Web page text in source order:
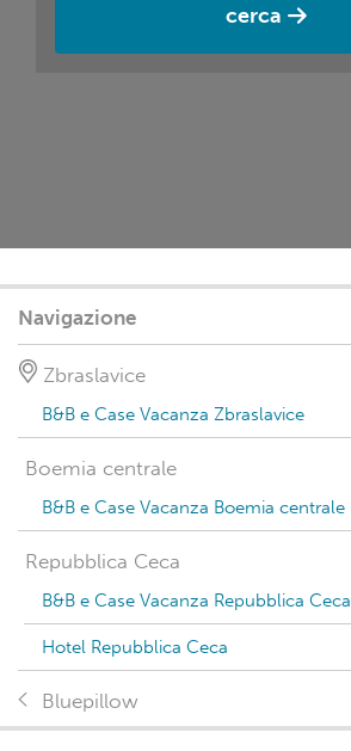
cerca
Navigazione
Zbraslavice
B&B e Case Vacanza Zbraslavice
Boemia centrale
B&B e Case Vacanza Boemia centrale
Repubblica Ceca
B&B e Case Vacanza Repubblica Ceca
Hotel Repubblica Ceca
Bluepillow